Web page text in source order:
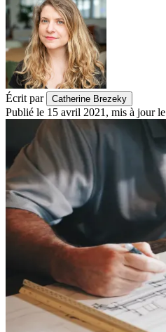
Écrit par Catherine Brezeky
Publié le 15 avril 2021 , mis à jour le